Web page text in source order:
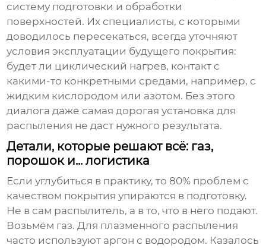
систему подготовки и обработки
поверхностей. Их специалисты, с которыми
доводилось пересекаться, всегда уточняют
условия эксплуатации будущего покрытия:
будет ли циклический нагрев, контакт с
какими-то конкретными средами, например, с
жидким кислородом или азотом. Без этого
диалога даже самая дорогая установка для
распыления не даст нужного результата.
Детали, которые решают всё: газ,
порошок и... логистика
Если углубиться в практику, то 80% проблем с
качеством покрытия упираются в подготовку.
Не в сам распылитель, а в то, что в него подают.
Возьмём газ. Для плазменного распыления
часто используют аргон с водородом. Казалось